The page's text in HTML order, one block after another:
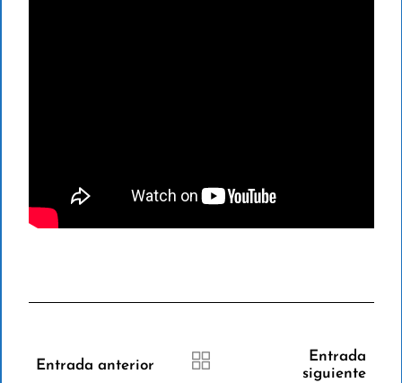
Entrada anterior
Entrada
siguiente